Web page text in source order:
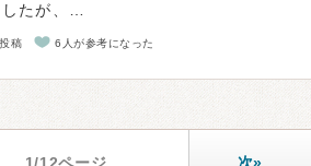
たが、…
稿 6人が参考になった